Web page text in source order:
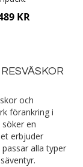
KR
och
förankring i
en
erbjuder
alla typer